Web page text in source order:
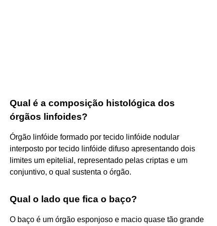
Qual é a composição histológica dos
órgãos linfoides?
Órgão linfóide formado por tecido linfóide nodular
interposto por tecido linfóide difuso apresentando dois
limites um epitelial, representado pelas criptas e um
conjuntivo, o qual sustenta o órgão.
Qual o lado que fica o baço?
O baço é um órgão esponjoso e macio quase tão grande